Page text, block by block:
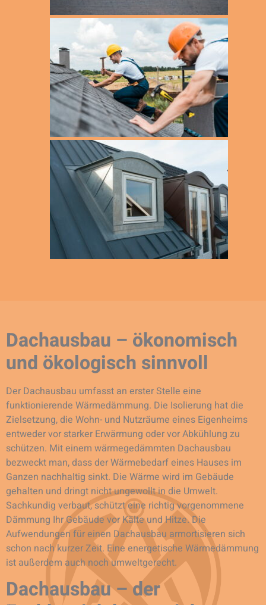
Dachausbau – ökonomisch
und ökologisch sinnvoll
Der Dachausbau umfasst an erster Stelle eine
funktionierende Wärmedämmung. Die Isolierung hat die
Zielsetzung, die Wohn- und Nutzräume eines Eigenheims
entweder vor starker Erwärmung oder vor Abkühlung zu
schützen. Mit einem wärmegedämmten Dachausbau
bezweckt man, dass der Wärmebedarf eines Hauses im
Ganzen nachhaltig sinkt. Die Wärme wird im Gebäude
gehalten und dringt nicht ungewollt in die Umwelt.
Sachkundig verbaut, schützt eine richtig vorgenommene
Dämmung Ihr Gebäude vor Kälte und Hitze. Die
Aufwendungen für einen Dachausbau armortisieren sich
schon nach kurzer Zeit. Eine energetische Wärmedämmung
ist außerdem auch noch umweltgerecht.
Dachausbau – der